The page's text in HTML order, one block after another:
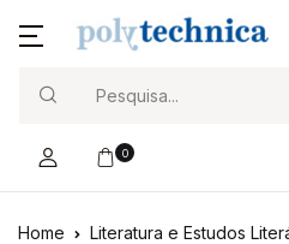
0
Home Literatura e Estudos